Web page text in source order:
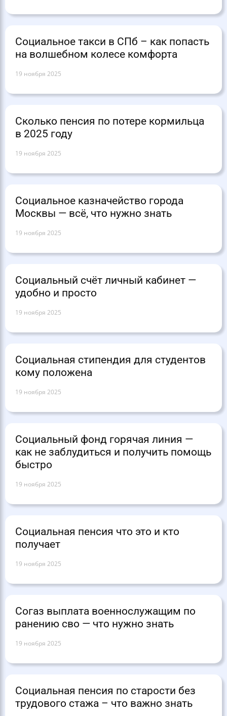
Социальное такси в СПб – как попасть
на волшебном колесе комфорта
19 ноября 2025
Сколько пенсия по потере кормильца
в 2025 году
19 ноября 2025
Социальное казначейство города
Москвы — всё, что нужно знать
19 ноября 2025
Социальный счёт личный кабинет —
удобно и просто
19 ноября 2025
Социальная стипендия для студентов
кому положена
19 ноября 2025
Социальный фонд горячая линия —
как не заблудиться и получить помощь
быстро
19 ноября 2025
Социальная пенсия что это и кто
получает
19 ноября 2025
Согаз выплата военнослужащим по
ранению сво — что нужно знать
19 ноября 2025
Социальная пенсия по старости без
трудового стажа – что важно знать